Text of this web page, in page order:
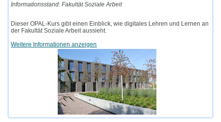
Informationsstand: Fakultät Soziale Arbeit
Dieser OPAL-Kurs gibt einen Einblick, wie digitales Lehren und Lernen an
der Fakultät Soziale Arbeit aussieht.
Weitere Informationen anzeigen